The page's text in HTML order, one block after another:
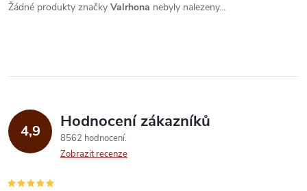
Žádné produkty značky Valrhona nebyly nalezeny...
4,9 Hodnocení zákazníků
8562 hodnocení
Zobrazit recenze